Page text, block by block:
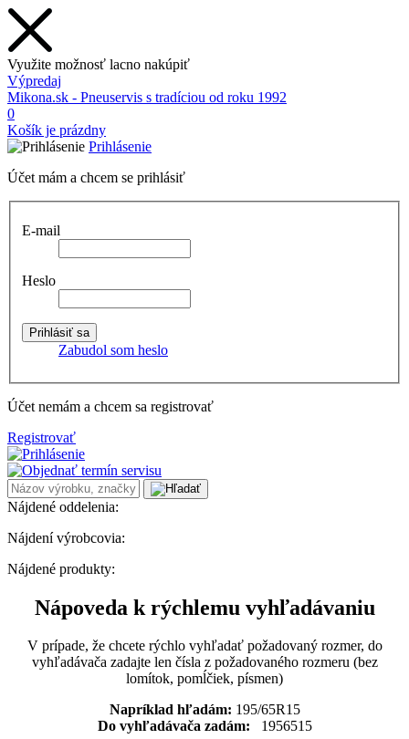
Využite možnosť lacno nakúpiť
Výpredaj
Mikona.sk - Pneuservis s tradíciou od roku 1992
0
Košík je prázdny
Prihlásenie
Účet mám a chcem se prihlásiť
E-mail
Heslo
Zabudol som heslo
Účet nemám a chcem sa registrovať
Registrovať
Nájdené oddelenia:
Nájdení výrobcovia:
Nájdené produkty:
Nápoveda k rýchlemu vyhľadávaniu
V prípade, že chcete rýchlo vyhľadať požadovaný rozmer, do
vyhľadávača zadajte len čísla z požadovaného rozmeru (bez
lomítok, pomĺčiek, písmen)
Napríklad hľadám: 195/65R15
Do vyhľadávača zadám: 1956515